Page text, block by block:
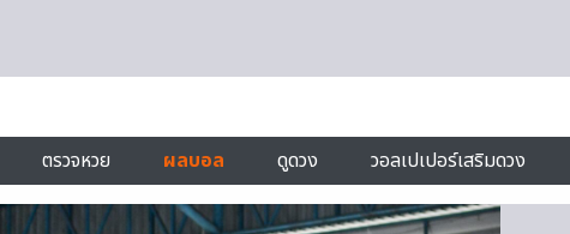
ตรวจหวย ผลบอล ดูดวง วอลเปเปอร์เสริมดวง